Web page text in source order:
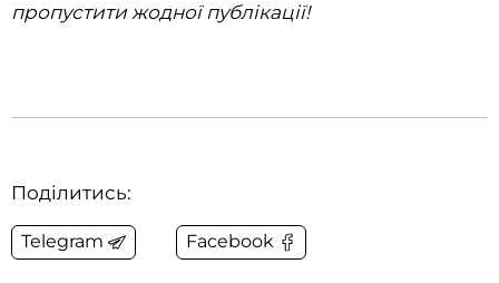
пропустити жодної публікації!
Поділитись:
Telegram Facebook